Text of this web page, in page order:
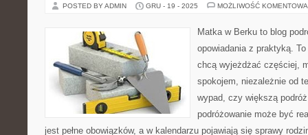
POSTED BY ADMIN GRU - 19 - 2025 MOŻLIWOŚĆ
Matka w Berku to blog
opowiadania z praktyką.
chcą wyjeżdżać częściej,
spokojem, niezależnie od
wypad, czy większą
podróżowanie może być
jest pełne obowiązków, a w kalendarzu pojawiają się sprawy